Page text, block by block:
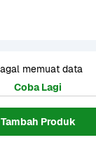
Tambah Produk
memuat data
Coba Lagi